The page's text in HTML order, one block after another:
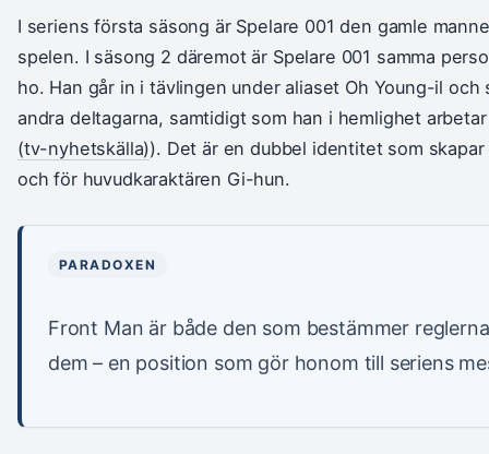
I seriens första säsong är Spelare 001 den gamle
spelen. I säsong 2 däremot är Spelare 001 samma
ho. Han går in i tävlingen under aliaset Oh Young-il och
andra deltagarna, samtidigt som han i hemlighet
(tv-nyhetskälla)). Det är en dubbel identitet som
och för huvudkaraktären Gi-hun.
PARADOXEN
Front Man är både den som bestämmer
dem – en position som gör honom till seriens